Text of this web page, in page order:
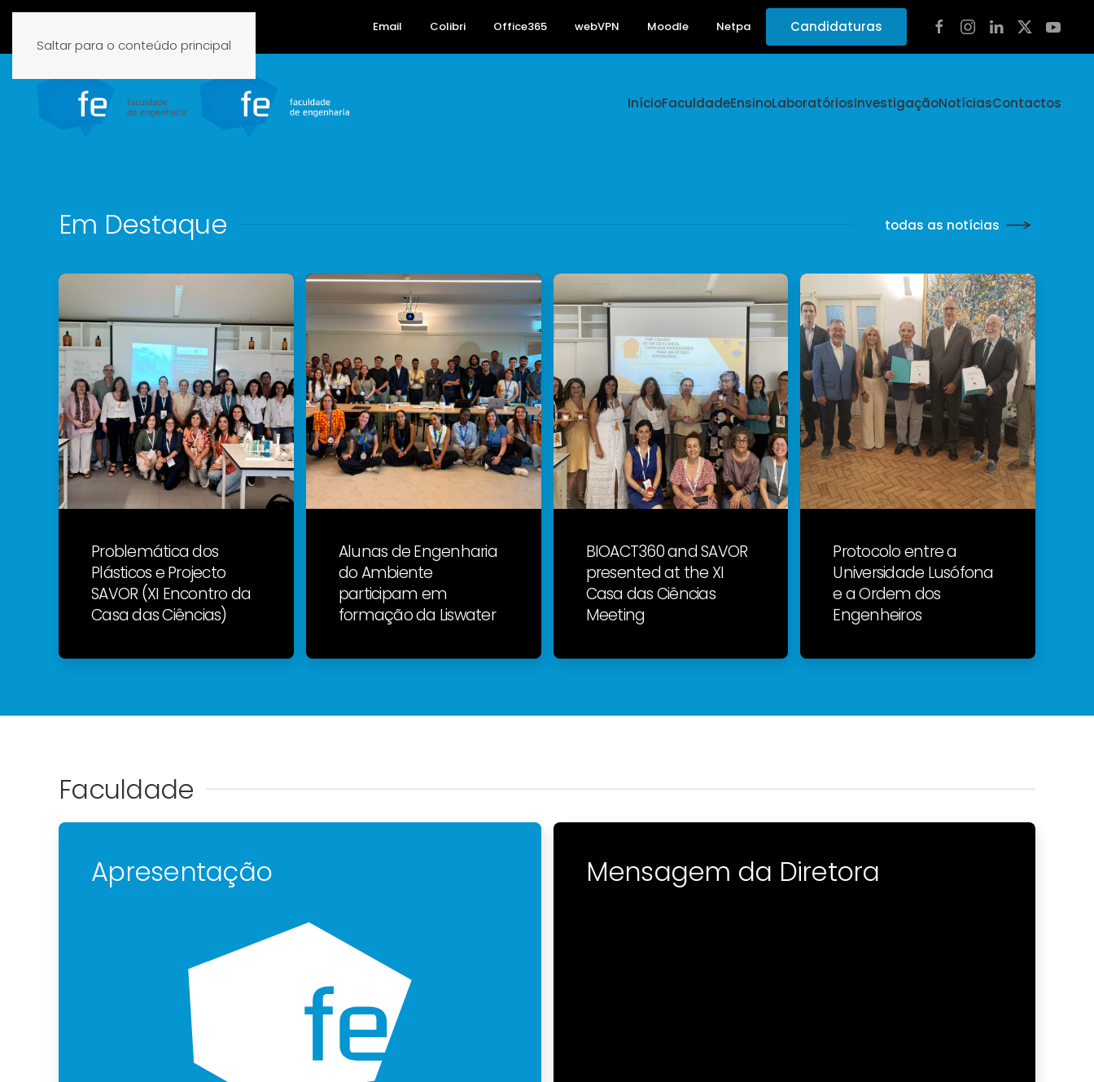
Saltar para o conteúdo principal
Email Colibri Office365 webVPN Moodle Netpa Candidaturas
InícioFaculdadeEnsinoLaboratóriosInvestigaçãoNotíciasContactos
Em Destaque todas as notícias
Problemática dos
Plásticos e Projecto
SAVOR (XI Encontro da
Casa das Ciências)
Alunas de Engenharia
do Ambiente
participam em
formação da Liswater
BIOACT360 and SAVOR
presented at the XI
Casa das Ciências
Meeting
Protocolo entre a
Universidade Lusófona
e a Ordem dos
Engenheiros
Faculdade
Apresentação Mensagem da Diretora